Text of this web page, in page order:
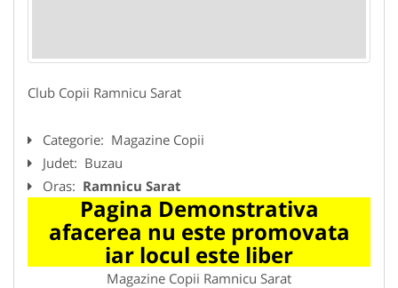
Club Copii Ramnicu Sarat
Categorie: Magazine Copii
Judet: Buzau
Oras: Ramnicu Sarat
Pagina Demonstrativa
afacerea nu este promovata
iar locul este liber
Magazine Copii Ramnicu Sarat